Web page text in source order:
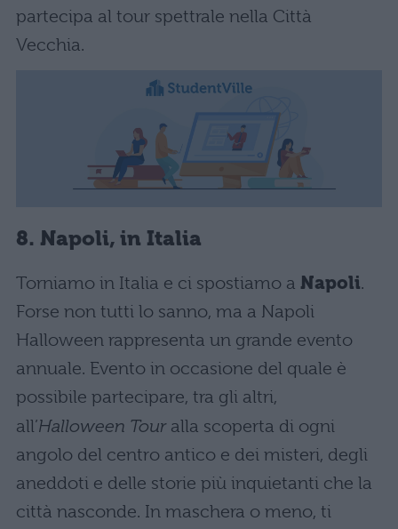
partecipa al tour spettrale nella Città
Vecchia.
8. Napoli, in Italia
Torniamo in Italia e ci spostiamo a Napoli.
Forse non tutti lo sanno, ma a Napoli
Halloween rappresenta un grande evento
annuale. Evento in occasione del quale è
possibile partecipare, tra gli altri,
all’Halloween Touralla scoperta di ogni
angolo del centro antico e dei misteri, degli
aneddoti e delle storie più inquietanti che la
città nasconde. In maschera o meno, ti